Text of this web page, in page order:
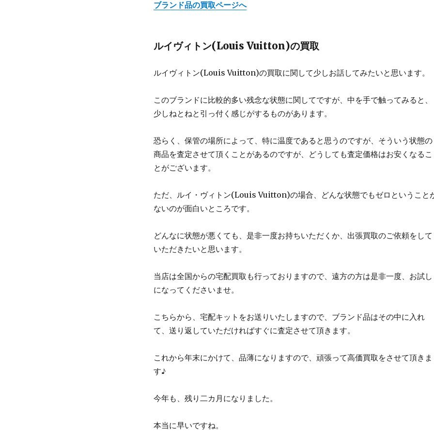
ブランド品の買取ページへ
ルイヴィトン(Louis Vuitton)の買取
ルイヴィトン(Louis Vuitton)の買取に関して少しお話してみたいと思います。
このブランドに比較的多い残念な状態に関してですが、中を手で触ってみると、
少しねとねと引っ付く感じがするものがあります。
恐らく、保管の場所によって、特に温度であると思うのですが、そういう状態の
商品を査定させて頂くことがあるのですが、どうしても査定価格はお安くなるこ
とがございます。
ただ、ルイ・ヴィトン(Louis Vuitton)の場合、どんな状態でもゼロということ
ないのが面白いところです。
どんなに状態が悪くても、是非一度お持ちいただくか、出張買取のご依頼をして
いただきたいと思います。
当店は全国からの宅配買取も行っておりますので、遠方の方は是非一度、お試し
になってくださいませ。
こちらから、宅配キットをお送りいたしますので、ブランド品はその中に入れ
て、送り返していただければすぐに査定させて頂きます。
これから年末にかけて、品薄になりますので、頑張って高価買取をさせて頂きま
す♪
今年も、残り二カ月になりました。
本当に早いですね。